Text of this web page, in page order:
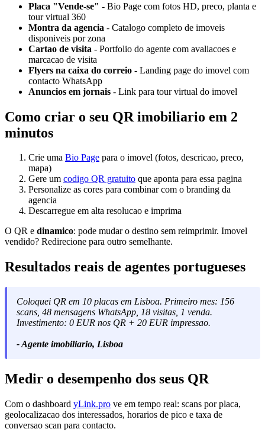
Placa "Vende-se" - Bio Page com fotos HD, preco, planta e
tour virtual 360
Montra da agencia - Catalogo completo de imoveis
disponiveis por zona
Cartao de visita - Portfolio do agente com avaliacoes e
marcacao de visita
Flyers na caixa do correio - Landing page do imovel com
contacto WhatsApp
Anuncios em jornais - Link para tour virtual do imovel
Como criar o seu QR imobiliario em 2
minutos
Crie uma Bio Page para o imovel (fotos, descricao, preco,
mapa)
Gere um codigo QR gratuito que aponta para essa pagina
Personalize as cores para combinar com o branding da
agencia
Descarregue em alta resolucao e imprima
O QR e dinamico: pode mudar o destino sem reimprimir. Imovel
vendido? Redirecione para outro semelhante.
Resultados reais de agentes portugueses
Coloquei QR em 10 placas em Lisboa. Primeiro mes: 156
scans, 48 mensagens WhatsApp, 18 visitas, 1 venda.
Investimento: 0 EUR nos QR + 20 EUR impressao.
- Agente imobiliario, Lisboa
Medir o desempenho dos seus QR
Com o dashboard yLink.pro ve em tempo real: scans por placa,
geolocalizacao dos interessados, horarios de pico e taxa de
conversao scan para contacto.